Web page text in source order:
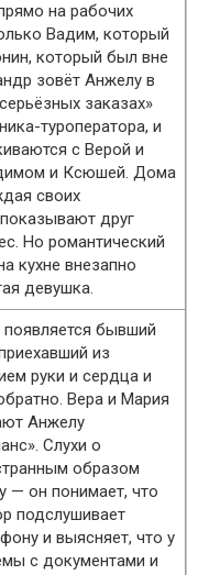
на рабочих
Вадим, который
который был вне
зовёт Анжелу в
заказах»
туроператора, и
с Верой и
и Ксюшей. Дома
своих
друг
Но романтический
кухне внезапно
девушка.
появляется бывший
из
руки и сердца и
Вера и Мария
Анжелу
Слухи о
образом
— он понимает, что
подслушивает
и выясняет, что у
с документами и